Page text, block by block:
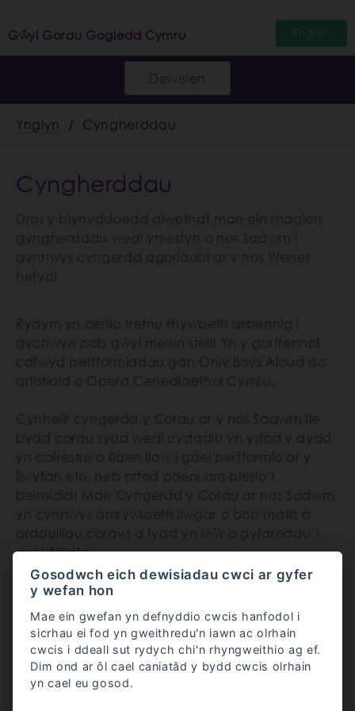
Gŵyl Gorau Gogledd Cymru English
Dewislen
Ynglyn Cyngherddau
Cyngherddau
Dros y blynyddoedd diwethaf mae ein rhaglen
gyngherddau wedi ymestyn o nos Sadwrn i
gynnwys cyngerdd agoriadol ar y nos Wener
hefyd!
Rydym yn ceisio trefnu rhywbeth arbennig i
gychwyn pob gŵyl mewn steil! Yn y gorffennol
cafwyd perfformiadau gan Only Boys Aloud ac
artistiaid o Opera Cenedlaethol Cymru.
Cynhelir cyngerdd y Corau ar y nos Sadwrn lle
bydd corau sydd wedi cystadlu yn ystod y dydd
yn cofrestru o flaen llaw i gael perfformio ar y
llwyfan eto, heb orfod poeni am blesio’r
beirniaid! Mae Cyngerdd y Corau ar nos Sadwrn
yn cynnwys amrywiaeth liwgar o bob math o
arddulliau corawl a fydd yn siŵr o gyfareddu’r
gynulleidfa.
Dewch yn ôl i gael yr wybodaeth ddiweddaraf
am yr hyn rydym wedi ei drefnu ar gyfer
Cyngerdd Agoriadol 2026 a mwy.
Dyma ychydig o luniau o gyngherddau
blaenorol:Oriel cyngherddau blaenorol
Gosodwch eich dewisiadau cwci ar gyfer
y wefan hon
Mae ein gwefan yn defnyddio cwcis hanfodol i
sicrhau ei fod yn gweithredu'n iawn ac olrhain
cwcis i ddeall sut rydych chi'n rhyngweithio ag ef.
Dim ond ar ôl cael caniatâd y bydd cwcis olrhain
yn cael eu gosod.